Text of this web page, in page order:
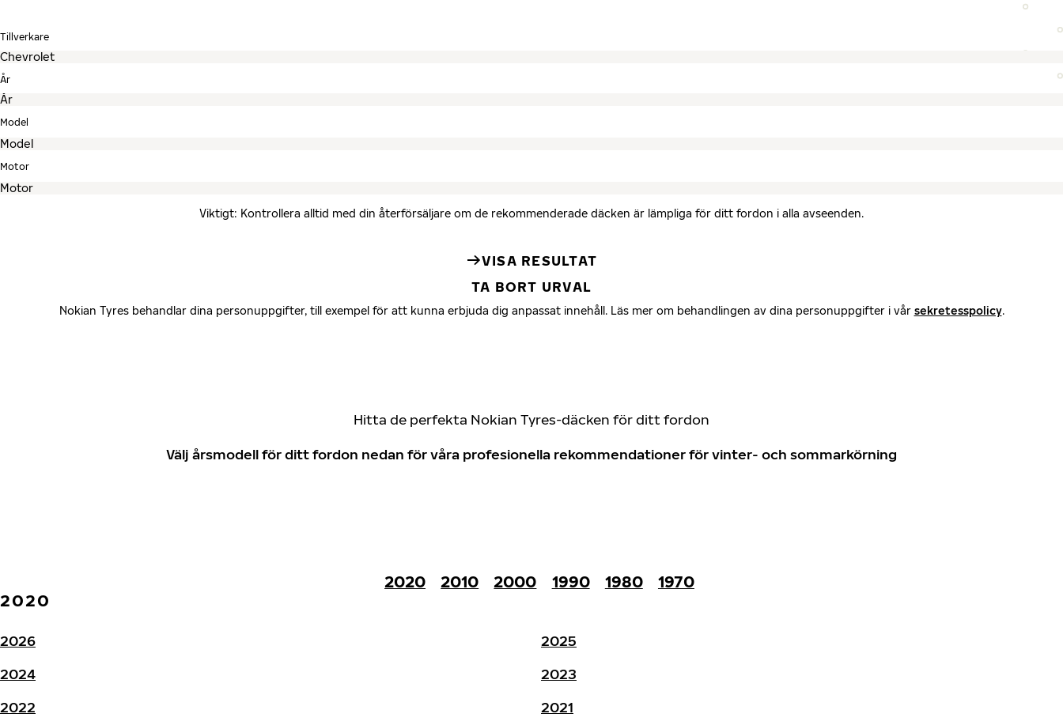
Tillverkare
År
Model
Motor
Viktigt: Kontrollera alltid med din återförsäljare om de rekommenderade däcken är lämpliga för ditt fordon i alla avseenden.
VISA RESULTAT
TA BORT URVAL
Nokian Tyres behandlar dina personuppgifter, till exempel för att kunna erbjuda dig anpassat innehåll. Läs mer om behandlingen av dina personuppgifter i vår sekretesspolicy.
Hitta de perfekta Nokian Tyres-däcken för ditt fordon
Välj årsmodell för ditt fordon nedan för våra profesionella rekommendationer för vinter- och sommarkörning
2020 2010 2000 1990 1980
1970
2020
2026
2025
2024
2023
2022
2021